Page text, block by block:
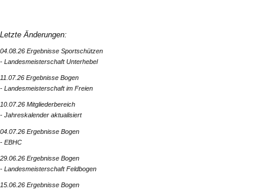
Letzte Änderungen:
04.08.26 Ergebnisse Sportschützen
- Landesmeisterschaft Unterhebel
11.07.26 Ergebnisse Bogen
- Landesmeisterschaft im Freien
10.07.26 Mitgliederbereich
- Jahreskalender aktualisiert
04.07.26 Ergebnisse Bogen
- EBHC
29.06.26 Ergebnisse Bogen
- Landesmeisterschaft Feldbogen
15.06.26 Ergebnisse Bogen